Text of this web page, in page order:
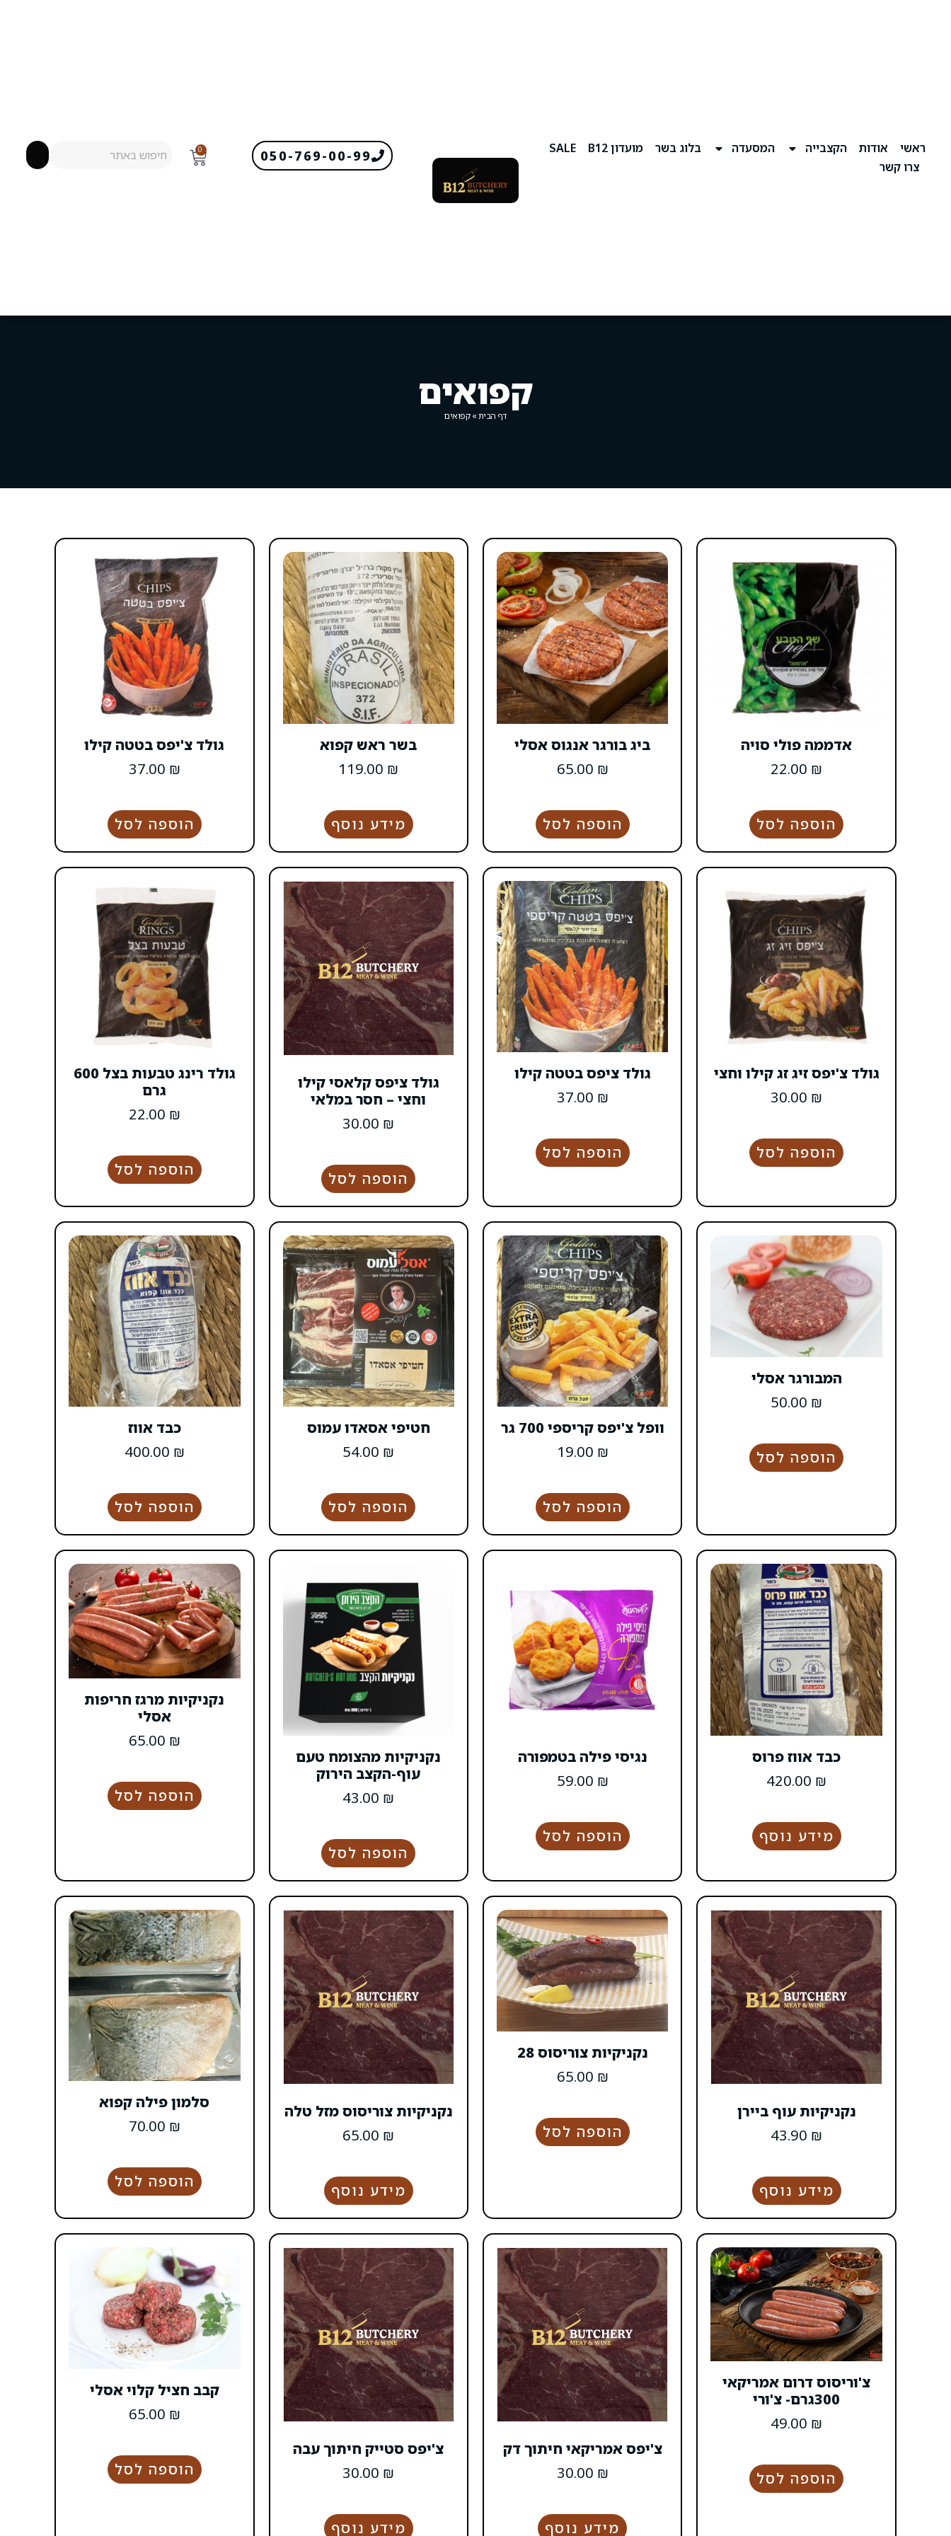
ראשי אודות הקצבייה המסעדה בלוג בשר מועדון B12
SALE
צרו קשר
050-769-00-99
0
קפואים
דף הבית»קפואים
אדממה פולי סויה
22.00 ₪
הוספה לסל
ביג בורגר אנגוס אסלי
65.00 ₪
הוספה לסל
בשר ראש קפוא
119.00 ₪
מידע נוסף
גולד צ'יפס בטטה קילו
37.00 ₪
הוספה לסל
גולד צ'יפס זיג זג קילו וחצי
30.00 ₪
הוספה לסל
גולד ציפס בטטה קילו
37.00 ₪
הוספה לסל
גולד ציפס קלאסי קילו
וחצי – חסר במלאי
30.00 ₪
הוספה לסל
גולד רינג טבעות בצל 600
גרם
22.00 ₪
הוספה לסל
המבורגר אסלי
50.00 ₪
הוספה לסל
וופל צ'יפס קריספי 700 גר
19.00 ₪
הוספה לסל
חטיפי אסאדו עמוס
54.00 ₪
הוספה לסל
כבד אווז
400.00 ₪
הוספה לסל
כבד אווז פרוס
420.00 ₪
מידע נוסף
נגיסי פילה בטמפורה
59.00 ₪
הוספה לסל
נקניקיות מהצומח טעם
עוף-הקצב הירוק
43.00 ₪
הוספה לסל
נקניקיות מרגז חריפות
אסלי
65.00 ₪
הוספה לסל
נקניקיות עוף ביירן
43.90 ₪
מידע נוסף
נקניקיות צוריסוס 28
65.00 ₪
הוספה לסל
נקניקיות צוריסוס מזל טלה
65.00 ₪
מידע נוסף
סלמון פילה קפוא
70.00 ₪
הוספה לסל
צ'וריסוס דרום אמריקאי
300גרם- צ'ורי
49.00 ₪
הוספה לסל
צ'יפס אמריקאי חיתוך דק
30.00 ₪
מידע נוסף
צ'יפס סטייק חיתוך עבה
30.00 ₪
מידע נוסף
קבב חציל קלוי אסלי
65.00 ₪
הוספה לסל